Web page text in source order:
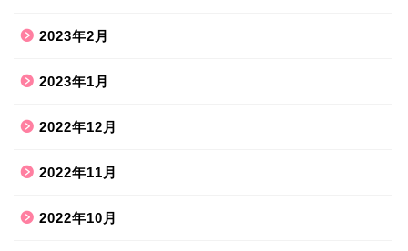
2023年2月
2023年1月
2022年12月
2022年11月
2022年10月